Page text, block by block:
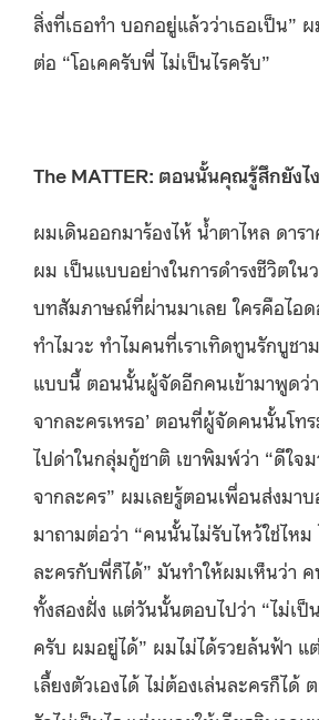
สิ่งที่เธอทำ บอกอยู่แล้วว่าเธอเป็น”
ต่อ “โอเคครับพี่ ไม่เป็นไรครับ”
The MATTER: ตอนนั้นคุณรู้สึกยังไง
ผมเดินออกมาร้องไห้ น้ำตาไหล ดาร
ผม เป็นแบบอย่างในการดำรงชีวิตใน
บทสัมภาษณ์ที่ผ่านมาเลย ใครคือไอด
ทำไมวะ ทำไมคนที่เราเทิดทูนรักบูชา
แบบนี้ ตอนนั้นผู้จัดอีกคนเข้ามาพูดว่า
จากละครเหรอ’ ตอนที่ผู้จัดคนนั้นโท
ไปด่าในกลุ่มกู้ชาติ เขาพิมพ์ว่า “ดีใ
จากละคร” ผมเลยรู้ตอนเพื่อนส่งมา
มาถามต่อว่า “คนนั้นไม่รับไหว้ใช่ไหม
ละครกับพี่ก็ได้” มันทำให้ผมเห็นว่า ค
ทั้งสองฝั่ง แต่วันนั้นตอบไปว่า “ไม่เ
ครับ ผมอยู่ได้” ผมไม่ได้รวยล้นฟ้า
เลี้ยงตัวเองได้ ไม่ต้องเล่นละครก็ได้